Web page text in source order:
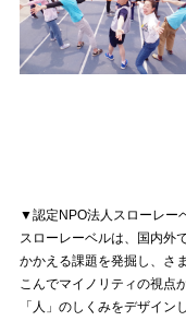
▼認定NPO法人スローレー
スローレーベルは、国内外
かかえる課題を発掘し、さ
こんでマイノリティの視点
「人」のしくみをデザイン